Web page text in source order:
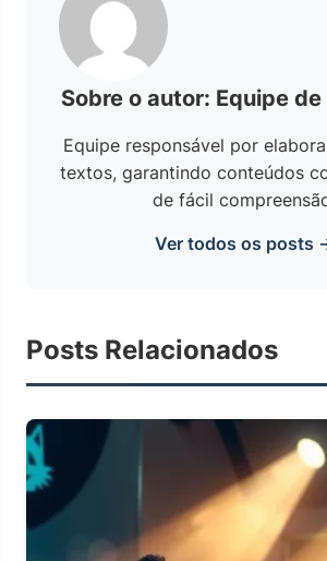
Sobre o autor: Equipe
Equipe responsável por
textos, garantindo conteúdos
de fácil
Ver todos os posts
Posts Relacionados